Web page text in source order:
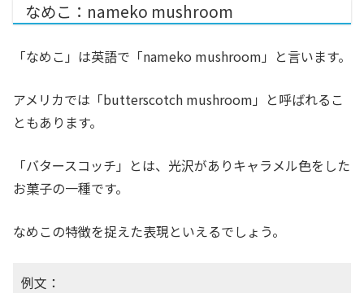
なめこ：nameko mushroom
「なめこ」は英語で「nameko mushroom」と言います。
アメリカでは「butterscotch mushroom」と呼ばれるこ
ともあります。
「バタースコッチ」とは、光沢がありキャラメル色をした
お菓子の一種です。
なめこの特徴を捉えた表現といえるでしょう。
例文：